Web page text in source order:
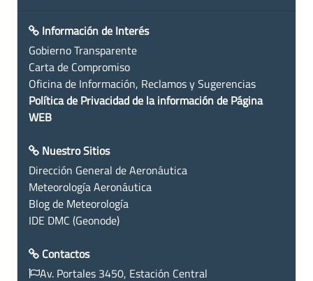
Información de Interés
Gobierno Transparente
Carta de Compromiso
Oficina de Información, Reclamos y Sugerencias
Política de Privacidad de la información de Página
WEB
Nuestro Sitios
Dirección General de Aeronáutica
Meteorología Aeronáutica
Blog de Meteorología
IDE DMC (Geonode)
Contactos
Av. Portales 3450, Estación Central